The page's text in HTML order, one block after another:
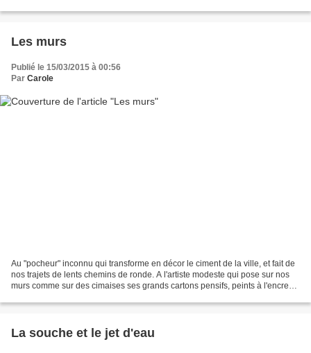
Les murs
Publié le 15/03/2015 à 00:56
Par Carole
Au "pocheur" inconnu qui transforme en décor le ciment de la ville, et fait de
nos trajets de lents chemins de ronde. A l'artiste modeste qui pose sur nos
murs comme sur des cimaises ses grands cartons pensifs, peints à l'encre
La souche et le jet d'eau